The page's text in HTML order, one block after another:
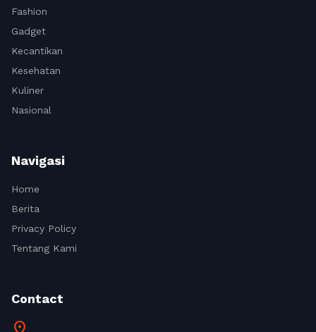
Fashion
Gadget
Kecantikan
Kesehatan
Kuliner
Nasional
Navigasi
Home
Berita
Privacy Policy
Tentang Kami
Contact